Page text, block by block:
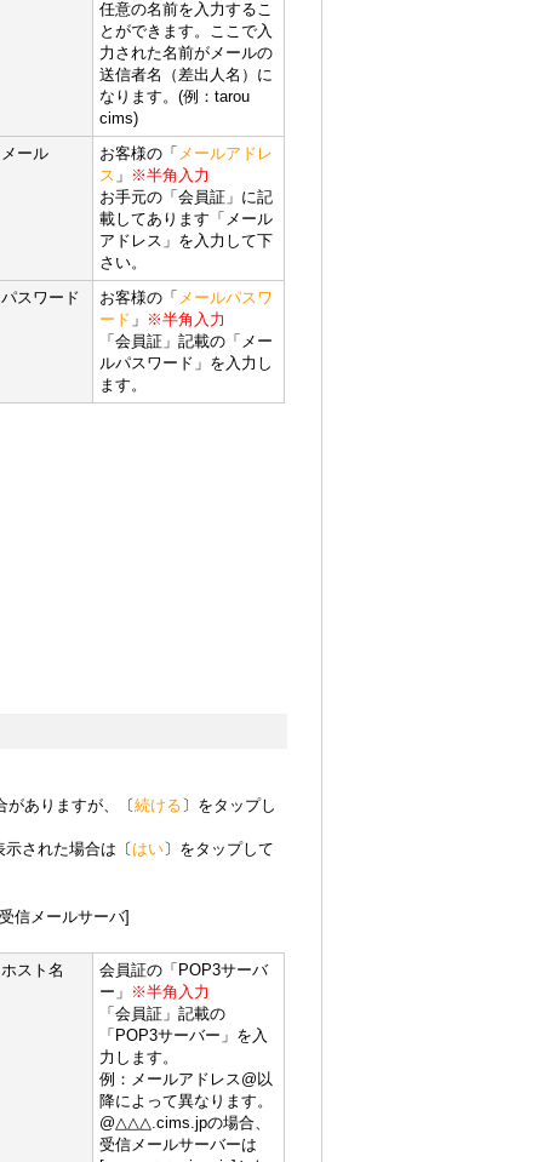
任意の名前を入力するこ
とができます。ここで入
力された名前がメールの
送信者名（差出人名）に
なります。(例：tarou
cims)
メール
お客様の「 メールアドレ
ス 」 ※半角入力
お手元の「会員証」に記
載してあります「メール
アドレス」を入力して下
さい。
パスワード
お客様の「 メールパスワ
ード 」 ※半角入力
「会員証」記載の「メー
ルパスワード」を入力し
ます。
がありますが、〔続ける 〕をタップし
示された場合は〔 はい〕をタップして
信メールサーバ]
ホスト名
会員証の「POP3サーバ
ー」 ※半角入力
「会員証」記載の
「POP3サーバー」を入
力します。
例：メールアドレス@以
降によって異なります。
@△△△.cims.jpの場合、
受信メールサーバーは